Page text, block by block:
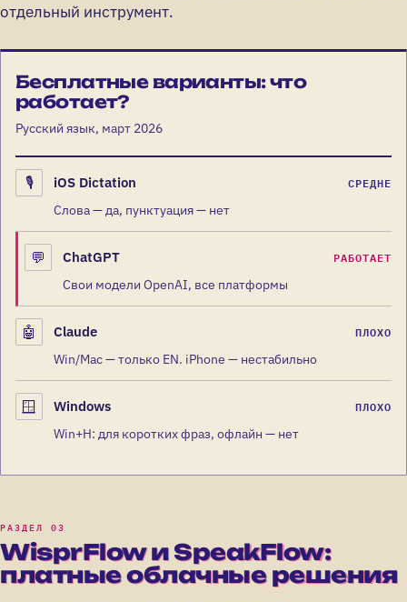
отдельный инструмент.
Бесплатные варианты: что
работает?
Русский язык, март 2026
🎙️ iOS Dictation СРЕДНЕ
Слова — да, пунктуация — нет
💬 ChatGPT РАБОТАЕТ
Свои модели OpenAI, все платформы
🤖 Claude ПЛОХО
Win/Mac — только EN. iPhone — нестабильно
🪟 Windows ПЛОХО
Win+H: для коротких фраз, офлайн — нет
WisprFlow и SpeakFlow:
платные облачные решения